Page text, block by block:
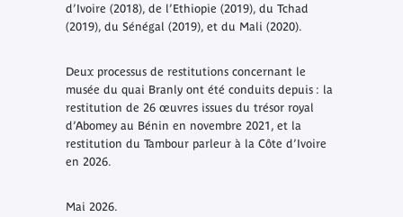
d’Ivoire (2018), de l’Ethiopie (2019), du Tchad
(2019), du Sénégal (2019), et du Mali (2020).
Deux processus de restitutions concernant le
musée du quai Branly ont été conduits depuis : la
restitution de 26 œuvres issues du trésor royal
d’Abomey au Bénin en novembre 2021, et la
restitution du Tambour parleur à la Côte d’Ivoire
en 2026.
Mai 2026.